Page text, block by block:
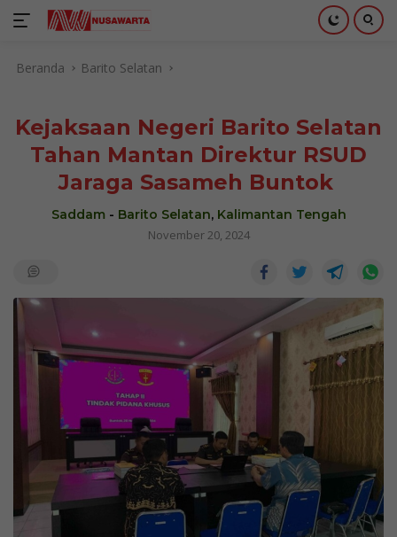
Beranda Barito Selatan
Kejaksaan Negeri Barito Selatan
Tahan Mantan Direktur RSUD
Jaraga Sasameh Buntok
Saddam- Barito Selatan, Kalimantan Tengah
November 20, 2024